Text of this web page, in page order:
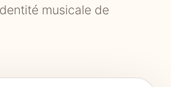
musicale de